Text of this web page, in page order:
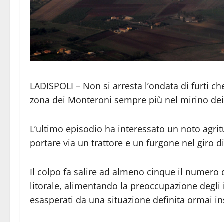
LADISPOLI – Non si arresta l’ondata di furti
zona dei Monteroni sempre più nel mirino
L’ultimo episodio ha interessato un noto
portare via un trattore e un furgone nel giro
Il colpo fa salire ad almeno cinque il numero
litorale, alimentando la preoccupazione
esasperati da una situazione definita ormai